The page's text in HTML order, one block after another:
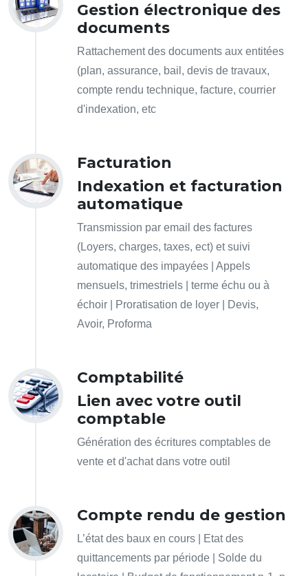
Gestion électronique des
documents
Rattachement des documents aux entitées
(plan, assurance, bail, devis de travaux,
compte rendu technique, facture, courrier
d'indexation, etc
Facturation
Indexation et facturation
automatique
Transmission par email des factures
(Loyers, charges, taxes, ect) et suivi
automatique des impayées | Appels
mensuels, trimestriels | terme échu ou à
échoir | Proratisation de loyer | Devis,
Avoir, Proforma
Comptabilité
Lien avec votre outil
comptable
Génération des écritures comptables de
vente et d'achat dans votre outil
Compte rendu de gestion
L’état des baux en cours | Etat des
quittancements par période | Solde du